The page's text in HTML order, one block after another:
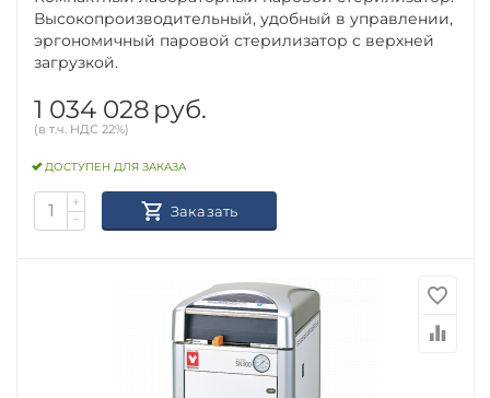
Высокопроизводительный, удобный в управлении,
эргономичный паровой стерилизатор с верхней
загрузкой.
1 034 028 руб.
(в т.ч. НДС 22%)
ДОСТУПЕН ДЛЯ ЗАКАЗА
+
−
Заказать